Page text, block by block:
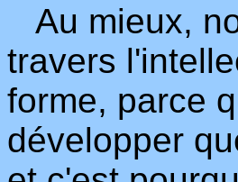
Au mieux,
travers
forme, parce
développer